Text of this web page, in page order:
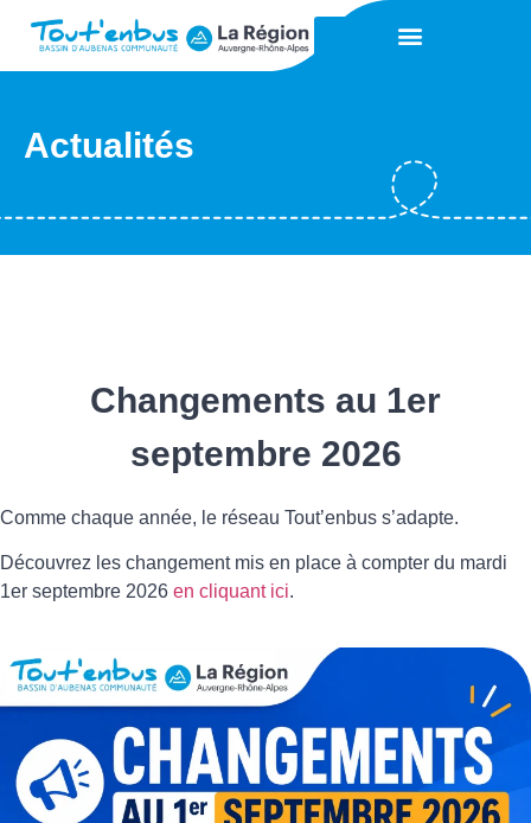
Actualités
Changements au 1er
septembre 2026
Comme chaque année, le réseau Tout’enbus s’adapte.
Découvrez les changement mis en place à compter du mardi
1er septembre 2026 en cliquant ici.